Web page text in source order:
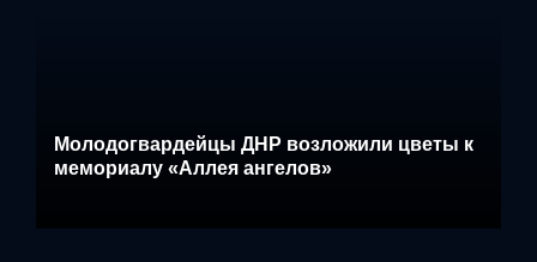
Молодогвардейцы ДНР возложили цветы к
мемориалу «Аллея ангелов»